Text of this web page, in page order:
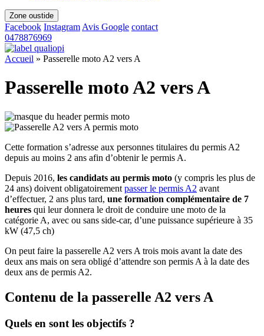
Zone oustide
Facebook Instagram Avis Google contact
0478876969
Accueil » Passerelle moto A2 vers A
Passerelle moto A2 vers A
Cette formation s’adresse aux personnes titulaires du permis A2
depuis au moins 2 ans afin d’obtenir le permis A.
Depuis 2016, les candidats au permis moto (y compris les plus de
24 ans) doivent obligatoirement passer le permis A2 avant
d’effectuer, 2 ans plus tard, une formation complémentaire de 7
heures qui leur donnera le droit de conduire une moto de la
catégorie A, avec ou sans side-car, d’une puissance supérieure à 35
kW (47,5 ch)
On peut faire la passerelle A2 vers A trois mois avant la date des
deux ans mais on sera obligé d’attendre son permis A à la date des
deux ans de permis A2.
Contenu de la passerelle A2 vers A
Quels en sont les objectifs ?